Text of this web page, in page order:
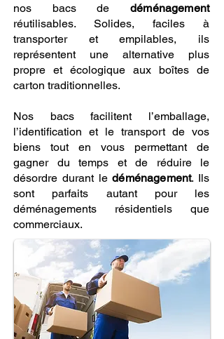
nos bacs dedéménagement
réutilisables. Solides, faciles à
transporter et empilables, ils
représentent une alternative plus
propre et écologique aux boîtes de
carton traditionnelles.
Nos bacs facilitent l’emballage,
l’identification et le transport de vos
biens tout en vous permettant de
gagner du temps et de réduire le
désordre durant ledéménagement. Ils
sont parfaits autant pour les
déménagements résidentiels que
commerciaux.